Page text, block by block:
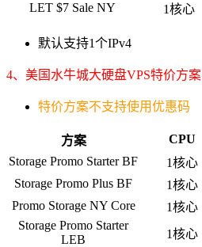
LET $7 Sale NY
1核心
默认支持1个IPv4
4、美国水牛城大硬盘VPS特价方案
特价方案不支持使用优惠码
方案 CPU
Storage Promo Starter BF
1核心
Storage Promo Plus BF
1核心
Promo Storage NY Core
1核心
Storage Promo Starter
LEB
1核心